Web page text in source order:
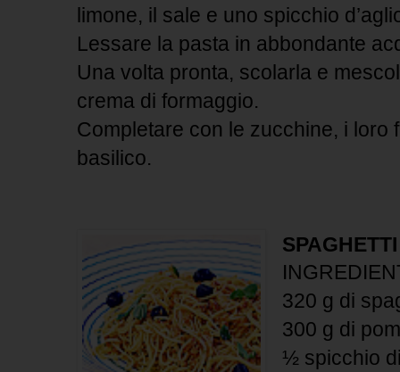
limone, il sale e uno spicchio
Lessare la pasta in abbondante
Una volta pronta, scolarla e
crema di formaggio.
Completare con le zucchine, i loro
basilico.
320 g di
300 g di
½ spicchio